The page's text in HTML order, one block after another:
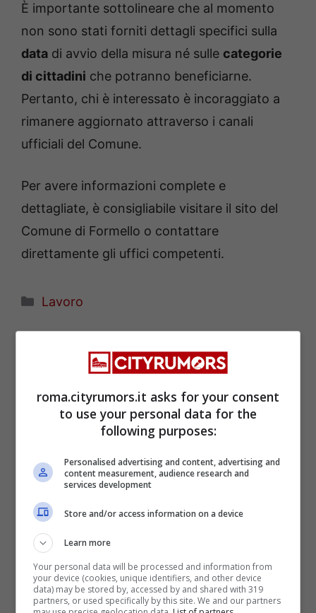
È importante sottolineare che al momento
non sono stati forniti dettagli specifici sulla
data di avvio della misura né sulle categorie
di cittadini che potranno beneficiarne.
Pertanto, chi è interessato è incoraggiato a
rimanere aggiornato attraverso i canali
ufficiali del Comune.
Per avere informazioni complete e
dettagliate, è consigliabile visitare il sito del
Comune di Formello o contattare
direttamente gli uffici competenti.
Categorie
Lavoro
ULTIMI ARTICOLI
roma.cityrumors.it asks for your consent
to use your personal data for the
following purposes:
Personalised advertising and content, advertising and
content measurement, audience research and
services development
Store and/or access information on a device
Learn more
Your personal data will be processed and information from
your device (cookies, unique identifiers, and other device
data) may be stored by, accessed by and shared with 319
partners, or used specifically by this site. We and our partners